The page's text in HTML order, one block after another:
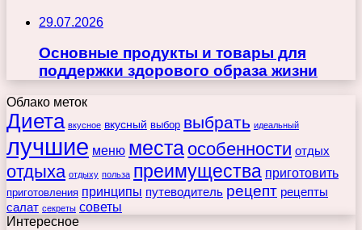
29.07.2026
Основные продукты и товары для
поддержки здорового образа жизни
Облако меток
Диета вкусное вкусный выбор выбрать идеальный
лучшие меню места особенности отдых
отдыха отдыху польза преимущества приготовить
приготовления принципы путеводитель рецепт рецепты
салат секреты советы
Интересное